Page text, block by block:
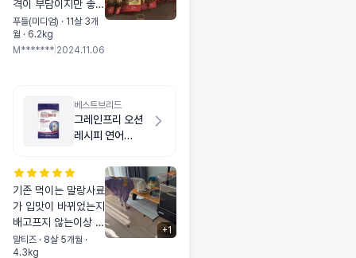
격이 부담이지만 좋은
제품이라 계속 먹일
생각이 있어요. 비만
종 수술 후 아직은 마
푸들(미디엄) · 11살 3개
월 · 6.2kg
M******* 2024.11.06
베스트브리드
그레인프리 오션
레시피 연어
기존 먹이는 말랑사료
가 입맛이 바뀌었는지
배고프지 않는이상 갑
자기 먹질 않아서 고
민하다 멍냥에서 구매
말티즈 · 8살 5개월 ·
4.3kg
+1